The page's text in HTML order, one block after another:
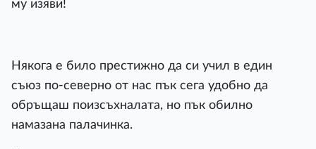
му изяви!
Някога е било престижно да си учил в един
съюз по-северно от нас пък сега удобно да
обръщаш поизсъхналата, но пък обилно
намазана палачинка.